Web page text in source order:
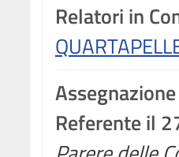
Relatori in
Assegnazione
Referente il